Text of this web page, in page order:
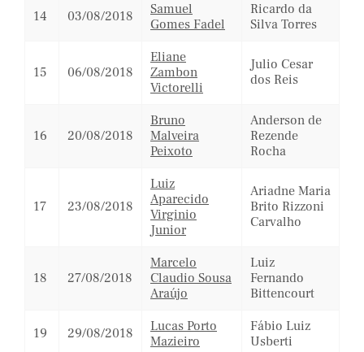
14 03/08/2018
Samuel
Gomes Fadel
Ricardo da
Silva Torres
15 06/08/2018
Eliane
Zambon
Victorelli
Julio Cesar
dos Reis
16 20/08/2018
Bruno
Malveira
Peixoto
Anderson de
Rezende
Rocha
17 23/08/2018
Luiz
Aparecido
Virginio
Junior
Ariadne Maria
Brito Rizzoni
Carvalho
18 27/08/2018
Marcelo
Claudio Sousa
Araújo
Luiz
Fernando
Bittencourt
19 29/08/2018
Lucas Porto
Mazieiro
Fábio Luiz
Usberti